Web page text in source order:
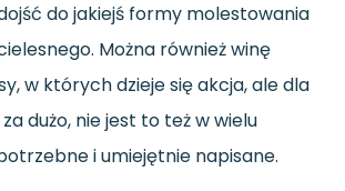
do jakiejś formy molestowania
Można również winę
w których dzieje się akcja, ale dla
dużo, nie jest to też w wielu
i umiejętnie napisane.